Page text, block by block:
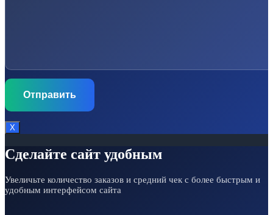
Х
Сделайте сайт удобным
Увеличьте количество заказов и средний чек с более быстрым и
удобным интерфейсом сайта